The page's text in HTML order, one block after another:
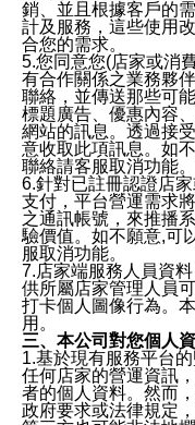
銷、並且根據客戶的
計及服務，這些使用
合您的需求。
5.您同意您(店家或消
有合作關係之業務夥
聯絡，並傳送那些可
標題廣告、優惠內容
網站的訊息。透過接
意收取此項訊息。如
聯絡請客服取消功能。
6.針對已註冊認證店
支付，平台營運需求
之通訊帳號，來推播
驗價值。如不願意,可
服取消功能。
7.店家端服務人員資
供所屬店家管理人員
打卡個人圖像行為。
用。
三、本公司對您個人
1.基於現有服務平台
任何店家的營運資訊
者的個人資料。然而
政府要求或法律規定